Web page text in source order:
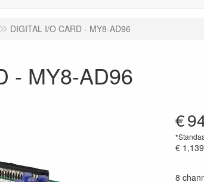
DIGITAL I/O CARD - MY8-AD96
- MY8-AD96
€
€
8